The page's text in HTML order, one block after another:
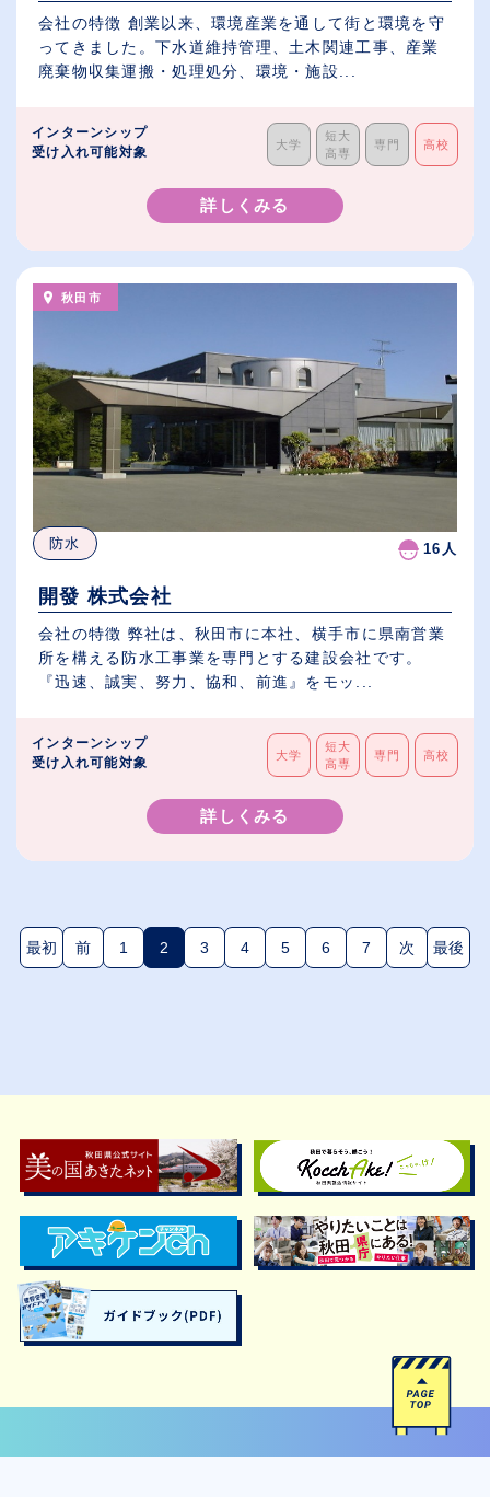
会社の特徴 創業以来、環境産業を通して街と環境を守
ってきました。下水道維持管理、土木関連工事、産業
廃棄物収集運搬・処理処分、環境・施設...
インターンシップ
受け入れ可能対象
大学
短大
高専
専門 高校
詳しくみる
秋田市
防水 16人
開發 株式会社
会社の特徴 弊社は、秋田市に本社、横手市に県南営業
所を構える防水工事業を専門とする建設会社です。
『迅速、誠実、努力、協和、前進』をモッ...
インターンシップ
受け入れ可能対象
大学
短大
高専
専門 高校
詳しくみる
最初 前 1 2(現在のページ)
3 4 5 6 7 次 最後